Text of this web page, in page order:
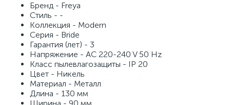
Бренд - Freya
Стиль - -
Коллекция - Modern
Серия - Bride
Гарантия (лет) - 3
Напряжение - AC 220-240 V 50 Hz
Класс пылевлагозащиты - IP 20
Цвет - Никель
Материал - Металл
Длина - 130 мм